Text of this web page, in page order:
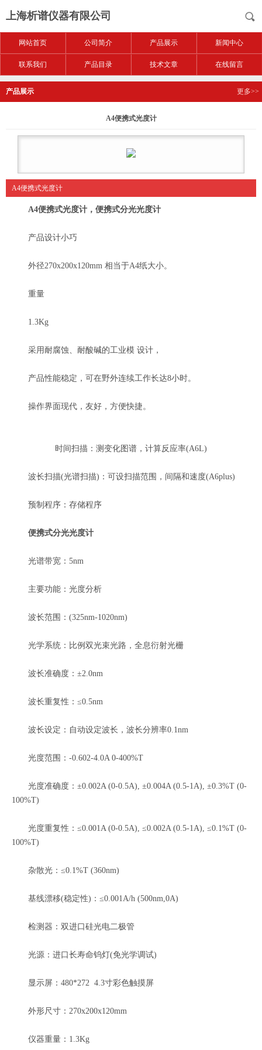
上海析谱仪器有限公司
网站首页 公司简介 产品展示 新闻中心
联系我们 产品目录 技术文章 在线留言
产品展示 更多>>
A4便携式光度计
A4便携式光度计
A4便携式光度计，便携式分光光度计
产品设计小巧
外径270x200x120mm 相当于A4纸大小。
重量
1.3Kg
采用耐腐蚀、耐酸碱的工业模 设计，
产品性能稳定，可在野外连续工作长达8小时。
操作界面现代，友好，方便快捷。
时间扫描：测变化图谱，计算反应率(A6L)
波长扫描(光谱扫描)：可设扫描范围，间隔和速度(A6plus)
预制程序：存储程序
便携式分光光度计
光谱带宽：5nm
主要功能：光度分析
波长范围：(325nm-1020nm)
光学系统：比例双光束光路，全息衍射光栅
波长准确度：±2.0nm
波长重复性：≤0.5nm
波长设定：自动设定波长，波长分辨率0.1nm
光度范围：-0.602-4.0A 0-400%T
光度准确度：±0.002A (0-0.5A), ±0.004A (0.5-1A), ±0.3%T (0-
100%T)
光度重复性：≤0.001A (0-0.5A), ≤0.002A (0.5-1A), ≤0.1%T (0-
100%T)
杂散光：≤0.1%T (360nm)
基线漂移(稳定性)：≤0.001A/h (500nm,0A)
检测器：双进口硅光电二极管
光源：进口长寿命钨灯(免光学调试)
显示屏：480*272 4.3寸彩色触摸屏
外形尺寸：270x200x120mm
仪器重量：1.3Kg